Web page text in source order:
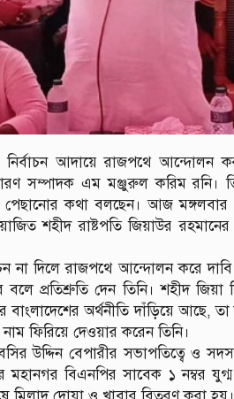
আদায়ে রাজপথে আন্দোলন
সম্পাদক এম মঞ্জুরুল করিম রনি।
পেছানোর কথা বলছেন। আজ
শহীদ রাষ্টপতি জিয়াউর
না দিলে রাজপথে আন্দোলন করে
প্রতিশ্রুতি দেন তিনি। শহীদ জিয়া
বাংলাদেশের অর্থনীতি দাঁড়িয়ে আছে,
নাম ফিরিয়ে দেওয়ার করেন তিনি।
উদ্দিন বেপারীর সভাপতিত্বে ও
মহানগর বিএনপির সাবেক ১ নম্বর